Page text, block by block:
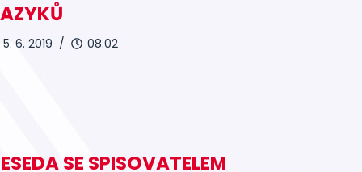
5. 6. 2019 / 08.02
SE SPISOVATELEM